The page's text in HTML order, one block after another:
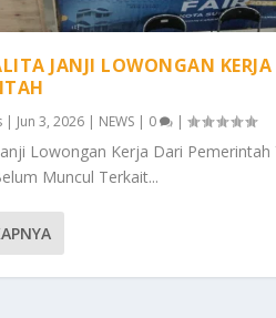
JANJI LOWONGAN KERJA
| Jun 3, 2026 | NEWS | 0 |
Lowongan Kerja Dari Pemerintah
Muncul Terkait...